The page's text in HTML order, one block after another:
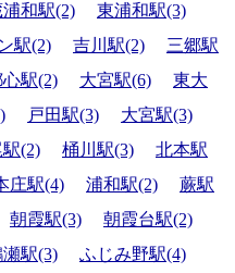
和駅(2)
東浦和駅(3)
駅(2) 吉川駅(2)
三郷駅
駅(2) 大宮駅(6)
東大
戸田駅(3)
大宮駅(3)
(2) 桶川駅(3)
北本駅
庄駅(4) 浦和駅(2)
蕨駅
朝霞駅(3)
朝霞台駅(2)
駅(3)
ふじみ野駅(4)